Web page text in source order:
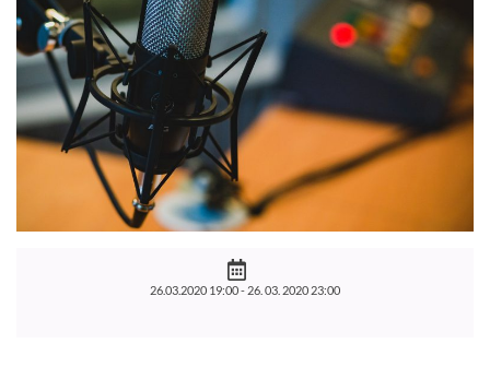
26.03.2020 19:00 - 26. 03. 2020 23:00